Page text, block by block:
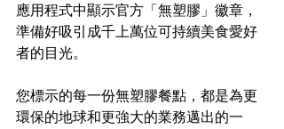
應用程式中顯示官方「無塑膠」徽章，
準備好吸引成千上萬位可持續美食愛好
者的目光。
您標示的每一份無塑膠餐點，都是為更
環保的地球和更強大的業務邁出的一